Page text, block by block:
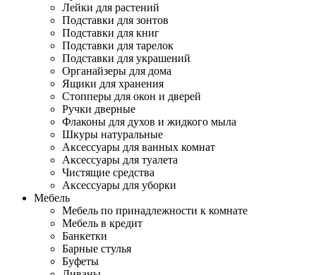
Лейки для растений
Подставки для зонтов
Подставки для книг
Подставки для тарелок
Подставки для украшений
Органайзеры для дома
Ящики для хранения
Стопперы для окон и дверей
Ручки дверные
Флаконы для духов и жидкого мыла
Шкуры натуральные
Аксессуары для ванных комнат
Аксессуары для туалета
Чистящие средства
Аксессуары для уборки
Мебель
Мебель по принадлежности к комнате
Мебель в кредит
Банкетки
Барные стулья
Буфеты